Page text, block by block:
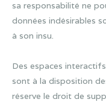
sa responsabilité ne
données indésirables
à son insu.
Des espaces
sont à la disposition
réserve le droit de